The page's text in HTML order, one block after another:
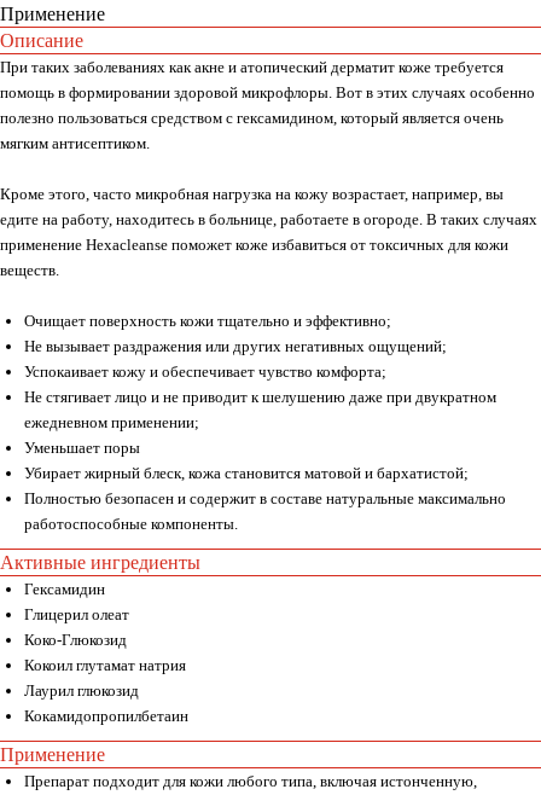
Применение
Описание
При таких заболеваниях как акне и атопический дерматит коже требуется
помощь в формировании здоровой микрофлоры. Вот в этих случаях особенно
полезно пользоваться средством с гексамидином, который является очень
мягким антисептиком.
Кроме этого, часто микробная нагрузка на кожу возрастает, например, вы
едите на работу, находитесь в больнице, работаете в огороде. В таких случаях
применение Hexacleanse поможет коже избавиться от токсичных для кожи
веществ.
Очищает поверхность кожи тщательно и эффективно;
Не вызывает раздражения или других негативных ощущений;
Успокаивает кожу и обеспечивает чувство комфорта;
Не стягивает лицо и не приводит к шелушению даже при двукратном
ежедневном применении;
Уменьшает поры
Убирает жирный блеск, кожа становится матовой и бархатистой;
Полностью безопасен и содержит в составе натуральные максимально
работоспособные компоненты.
Активные ингредиенты
Гексамидин
Глицерил олеат
Коко-Глюкозид
Кокоил глутамат натрия
Лаурил глюкозид
Кокамидопропилбетаин
Применение
Препарат подходит для кожи любого типа, включая истонченную,